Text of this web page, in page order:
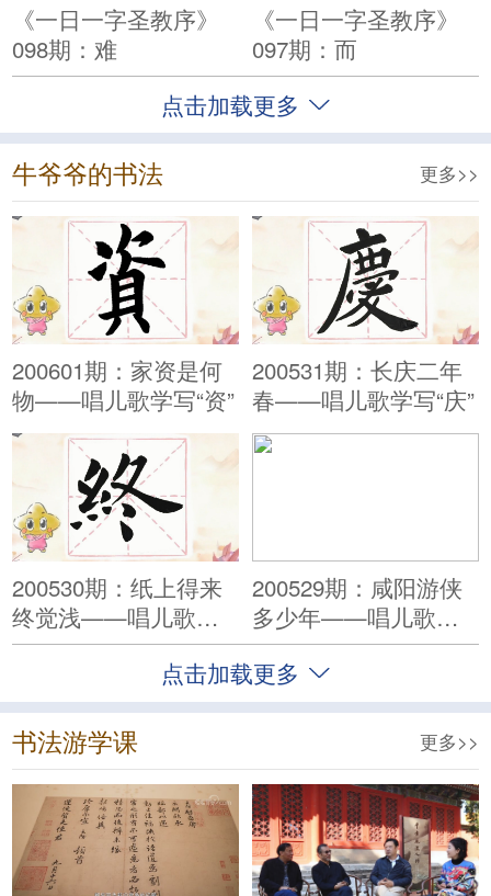
《一日一字圣教序》
098期：难
《一日一字圣教序》
097期：而
点击加载更多
牛爷爷的书法 更多>>
200601期：家资是何
物——唱儿歌学写“资”
200531期：长庆二年
春——唱儿歌学写“庆”
200530期：纸上得来
终觉浅——唱儿歌学
写“终”
200529期：咸阳游侠
多少年——唱儿歌学
写“咸”
点击加载更多
书法游学课 更多>>